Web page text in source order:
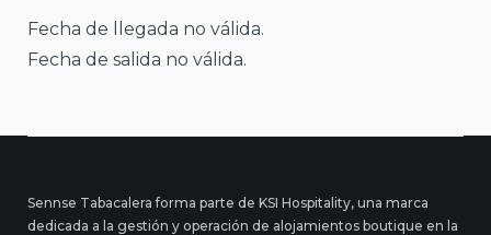
Fecha de llegada no válida.
Fecha de salida no válida.
Sennse Tabacalera forma parte de KSI Hospitality, una marca
dedicada a la gestión y operación de alojamientos boutique en la